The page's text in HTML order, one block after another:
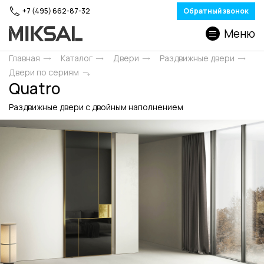
+7 (495) 662-87-32 Обратный звонок
Меню
Главная Каталог Двери
Раздвижные двери
Двери по сериям
Quatro
Раздвижные двери c двойным наполнением